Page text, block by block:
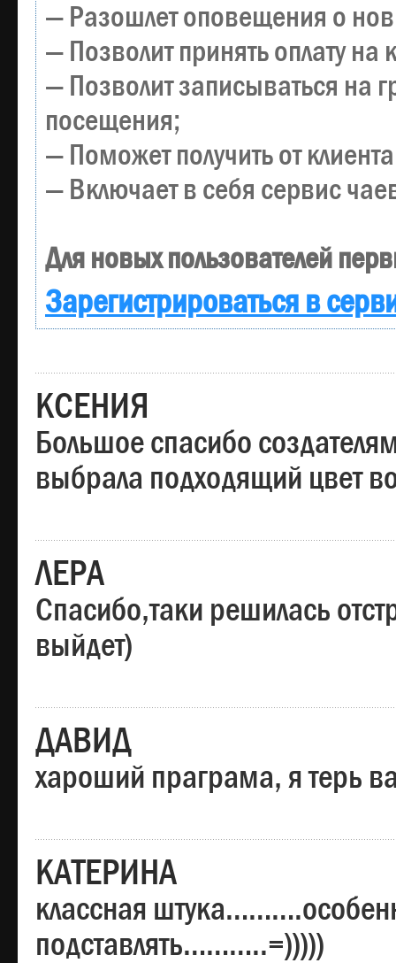
— Разошлет оповещения о
— Позволит принять оплату
— Позволит записываться на
посещения;
— Поможет получить от
— Включает в себя сервис
Для новых пользователей
Зарегистрироваться в
КСЕНИЯ
Большое спасибо
выбрала подходящий цвет
ЛЕРА
Спасибо,таки решилась
выйдет)
ДАВИД
хароший праграма, я терь
КАТЕРИНА
классная
подставлять………..=)))))